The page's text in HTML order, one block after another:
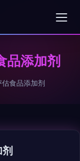
品添加剂
食品添加剂